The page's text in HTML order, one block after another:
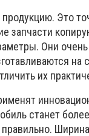
Это
запчасти
Они
их
станет